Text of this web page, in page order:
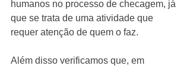
humanos no processo de checagem, já
que se trata de uma atividade que
requer atenção de quem o faz.
Além disso verificamos que, em